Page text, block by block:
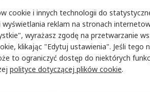
Pfannenberg
Mata
Filtr wentylatora
cookie i innych technologii do
wyświetlania reklam na stronach
wyrażasz zgodę na przetwarzanie
klikając "Edytuj ustawienia". Jeśli tego
to ograniczyć dostęp do niektórych
polityce dotyczącej plików cookie.